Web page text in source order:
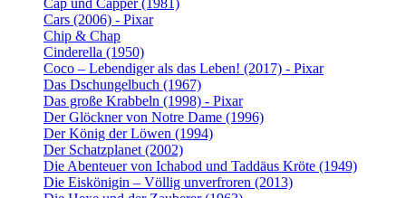
Cap und Capper (1981)
Cars (2006) - Pixar
Chip & Chap
Cinderella (1950)
Coco – Lebendiger als das Leben! (2017) - Pixar
Das Dschungelbuch (1967)
Das große Krabbeln (1998) - Pixar
Der Glöckner von Notre Dame (1996)
Der König der Löwen (1994)
Der Schatzplanet (2002)
Die Abenteuer von Ichabod und Taddäus Kröte (1949)
Die Eiskönigin – Völlig unverfroren (2013)